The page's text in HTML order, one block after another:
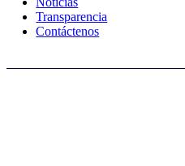
Transparencia
Contáctenos